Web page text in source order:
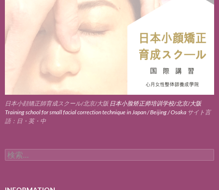
日本小顔矯正師育成スクール/北京/大阪 日本小脸矫正师培训学校/北京/大阪
Training school for small facial correction technique in Japan / Beijing / Osaka サイト言
語：日・英・中
検
索: